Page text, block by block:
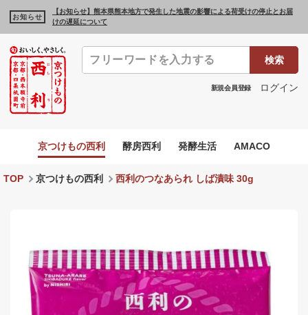
お知らせ
【お知らせ】熊本県熊本地方で発生した地震の影響による荷受けの停止とお届
けの遅延について
検索
新規会員登録 ログイン
京つけもの西利 酵房西利 発酵生活 AMACO
TOP 京つけもの西利 西利のつなあられ しば漬味 30g